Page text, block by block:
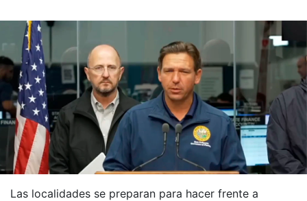
Las localidades se preparan para hacer frente a